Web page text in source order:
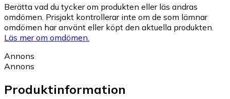
Berätta vad du tycker om produkten eller läs andras
omdömen. Prisjakt kontrollerar inte om de som lämnar
omdömen har använt eller köpt den aktuella produkten.
Läs mer om omdömen.
Annons
Annons
Produktinformation